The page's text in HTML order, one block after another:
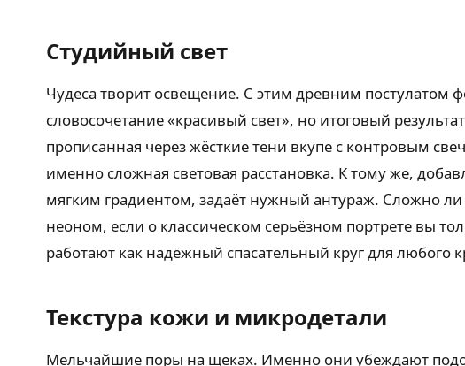
Студийный свет
Чудеса творит освещение. С этим древним постулатом
словосочетание «красивый свет», но итоговый
прописанная через жёсткие тени вкупе с контровым
именно сложная световая расстановка. К тому же,
мягким градиентом, задаёт нужный антураж. Сложно ли
неоном, если о классическом серьёзном портрете вы
работают как надёжный спасательный круг для
Текстура кожи и микродетали
Мельчайшие поры на щеках. Именно они убеждают